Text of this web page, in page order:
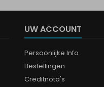
UW ACCOUNT
Persoonlijke Info
Bestellingen
Creditnota's